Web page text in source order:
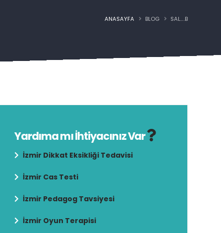
ANASAYFA BLOG SAL….B
Yardıma mı İhtiyacınız Var
İzmir Dikkat Eksikliği Tedavisi
İzmir Cas Testi
İzmir Pedagog Tavsiyesi
İzmir Oyun Terapisi